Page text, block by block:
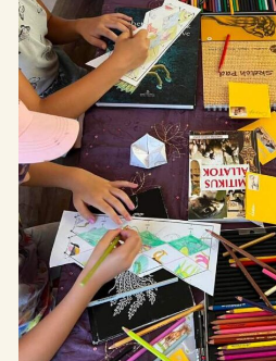
Cím: Etyek 2091, Magyar utca
65.
Telefon: +36 20 622-8123
Email: hello@etyekimuhely.hu
Együttműködő partnereink: